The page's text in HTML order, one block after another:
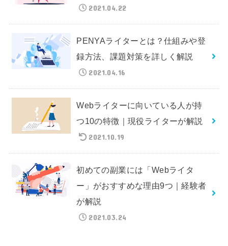
2021.04.22
PENYAライターとは？仕組みや登
録方法、課題対策を詳しく解説
2021.04.16
Webライターに向いている人が持
つ10の特徴｜現役ライターが解説
2021.10.19
初めての副業には「Webライタ
ー」がおすすめな理由9つ｜経験者
が解説
2021.03.24